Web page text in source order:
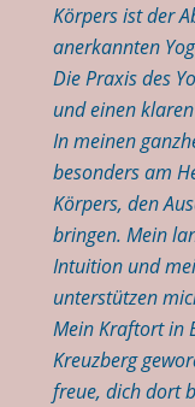
Körpers ist der
anerkannten
Die Praxis des
und einen
In meinen
besonders am
Körpers, den
bringen. Mein
Intuition und
unterstützen
Mein Kraftort in
Kreuzberg
freue, dich dort